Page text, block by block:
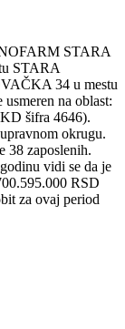
STARA
STARA
34 u mestu
na oblast:
šifra 4646).
okrugu.
38 zaposlenih.
vidi se da je
RSD
za ovaj period